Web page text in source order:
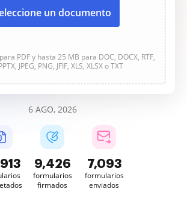
un documento
PDF y hasta 25 MB para DOC, DOCX, RTF,
JPEG, PNG, JFIF, XLS, XLSX o TXT
6 AGO, 2026
9,426
formularios
firmados
7,093
formularios
enviados